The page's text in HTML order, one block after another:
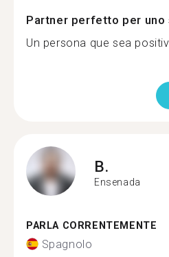
Partner perfetto per
Un persona que sea
B.
Ensenada
PARLA CORRENTEMENTE
Spagnolo